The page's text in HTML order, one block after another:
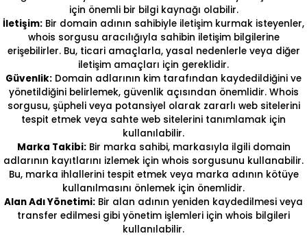
için önemli bir bilgi kaynağı olabilir.
İletişim: Bir domain adının sahibiyle iletişim kurmak isteyenler,
whois sorgusu aracılığıyla sahibin iletişim bilgilerine
erişebilirler. Bu, ticari amaçlarla, yasal nedenlerle veya diğer
iletişim amaçları için gereklidir.
Güvenlik: Domain adlarının kim tarafından kaydedildiğini ve
yönetildiğini belirlemek, güvenlik açısından önemlidir. Whois
sorgusu, şüpheli veya potansiyel olarak zararlı web sitelerini
tespit etmek veya sahte web sitelerini tanımlamak için
kullanılabilir.
Marka Takibi:Bir marka sahibi, markasıyla ilgili domain
adlarının kayıtlarını izlemek için whois sorgusunu kullanabilir.
Bu, marka ihlallerini tespit etmek veya marka adının kötüye
kullanılmasını önlemek için önemlidir.
Alan Adı Yönetimi: Bir alan adının yeniden kaydedilmesi veya
transfer edilmesi gibi yönetim işlemleri için whois bilgileri
kullanılabilir.